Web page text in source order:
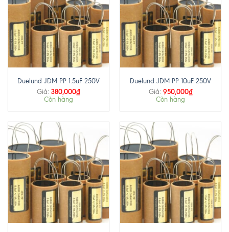
Duelund JDM PP 1.5uF 250V
Giá: 380,000₫
Còn hàng
Duelund JDM PP 10uF 250V
Giá: 950,000₫
Còn hàng